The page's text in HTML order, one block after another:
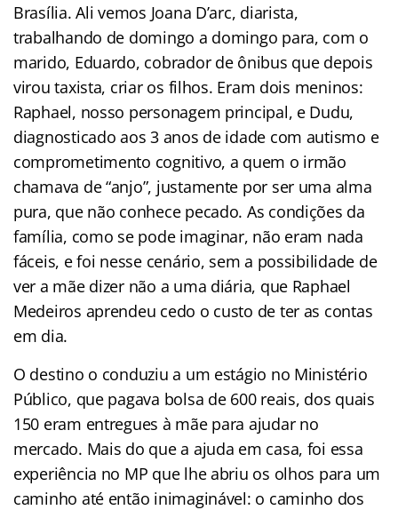
Brasília. Ali vemos Joana D’arc, diarista,
trabalhando de domingo a domingo para, com o
marido, Eduardo, cobrador de ônibus que depois
virou taxista, criar os filhos. Eram dois meninos:
Raphael, nosso personagem principal, e Dudu,
diagnosticado aos 3 anos de idade com autismo e
comprometimento cognitivo, a quem o irmão
chamava de “anjo”, justamente por ser uma alma
pura, que não conhece pecado. As condições da
família, como se pode imaginar, não eram nada
fáceis, e foi nesse cenário, sem a possibilidade de
ver a mãe dizer não a uma diária, que Raphael
Medeiros aprendeu cedo o custo de ter as contas
em dia.
O destino o conduziu a um estágio no Ministério
Público, que pagava bolsa de 600 reais, dos quais
150 eram entregues à mãe para ajudar no
mercado. Mais do que a ajuda em casa, foi essa
experiência no MP que lhe abriu os olhos para um
caminho até então inimaginável: o caminho dos